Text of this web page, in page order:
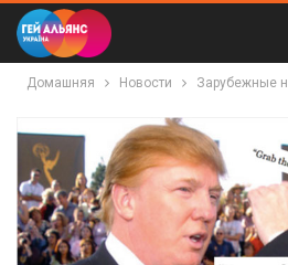
Домашняя Новости Зарубежные